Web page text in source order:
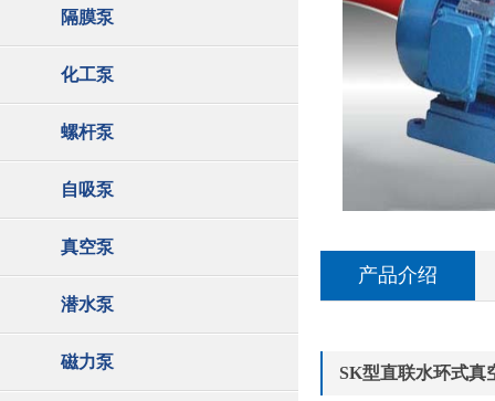
隔膜泵
化工泵
螺杆泵
自吸泵
真空泵
潜水泵
磁力泵
产品介绍
SK型直联水环式真